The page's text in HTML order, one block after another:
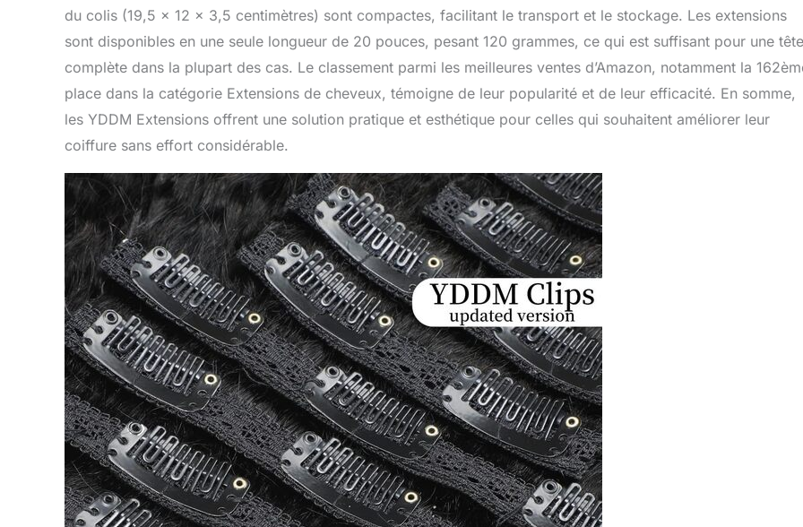
du colis (19,5 x 12 x 3,5 centimètres) sont compactes, facilitant le transport et le stockage. Les extensions
sont disponibles en une seule longueur de 20 pouces, pesant 120 grammes, ce qui est suffisant pour une tête
complète dans la plupart des cas. Le classement parmi les meilleures ventes d’Amazon, notamment la
place dans la catégorie Extensions de cheveux, témoigne de leur popularité et de leur efficacité. En somme,
les YDDM Extensions offrent une solution pratique et esthétique pour celles qui souhaitent améliorer leur
coiffure sans effort considérable.